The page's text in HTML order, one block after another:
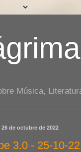
Música,
de octubre de 2022
3.0 - 25-10-